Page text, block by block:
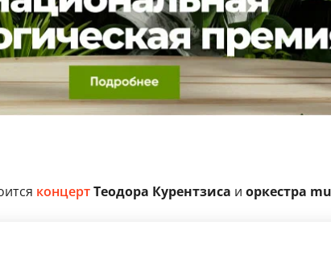
концертТеодора Курентзиса и оркестра